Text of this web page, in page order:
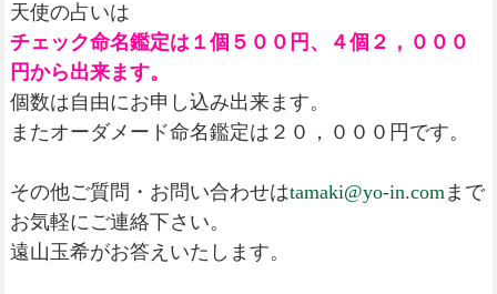
天使の占いは
チェック命名鑑定は１個５００円、４個２，０００
円から出来ます。
個数は自由にお申し込み出来ます。
またオーダメード命名鑑定は２０，０００円です。
その他ご質問・お問い合わせはtamaki@yo-in.comまで
お気軽にご連絡下さい。
遠山玉希がお答えいたします。